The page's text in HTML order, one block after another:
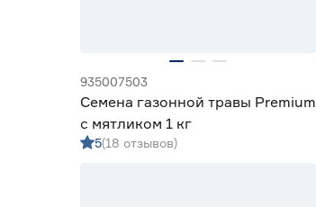
935007503
Семена газонной травы Premium
с мятликом 1 кг
5(18 отзывов)